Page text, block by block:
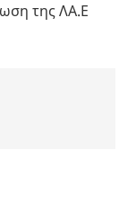
της ΛΑ.Ε